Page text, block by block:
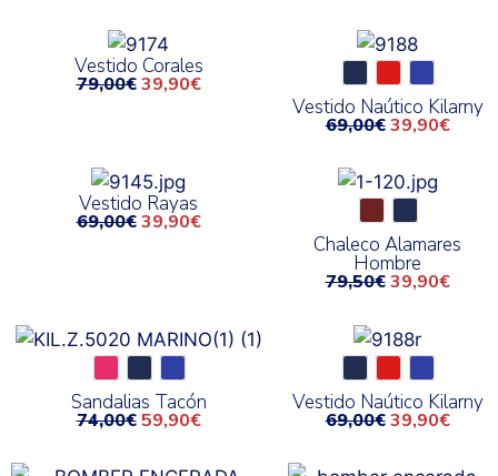
Vestido Corales
79,00€ 39,90€
Vestido Naútico Kilarny
69,00€ 39,90€
Vestido Rayas
69,00€ 39,90€
Chaleco Alamares
Hombre
79,50€ 39,90€
Sandalias Tacón
74,00€ 59,90€
Vestido Naútico Kilarny
69,00€ 39,90€